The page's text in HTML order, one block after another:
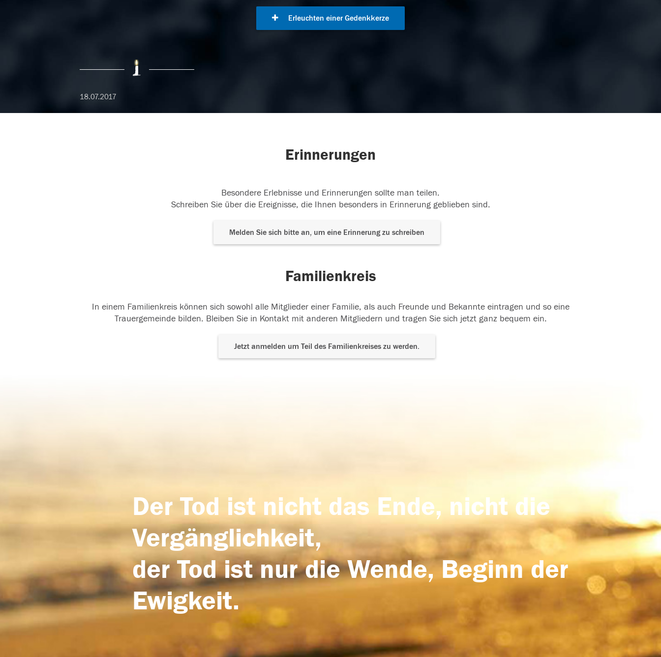
Erleuchten einer Gedenkkerze
18.07.2017
Erinnerungen
Besondere Erlebnisse und Erinnerungen sollte man teilen.
Schreiben Sie über die Ereignisse, die Ihnen besonders in Erinnerung geblieben sind.
Melden Sie sich bitte an, um eine Erinnerung zu schreiben
Familienkreis
In einem Familienkreis können sich sowohl alle Mitglieder einer Familie, als auch Freunde und Bekannte eintragen und so eine
Trauergemeinde bilden. Bleiben Sie in Kontakt mit anderen Mitgliedern und tragen Sie sich jetzt ganz bequem ein.
Jetzt anmelden um Teil des Familienkreises zu werden.
Der Tod ist nicht das Ende, nicht die
Vergänglichkeit,
der Tod ist nur die Wende, Beginn der
Ewigkeit.